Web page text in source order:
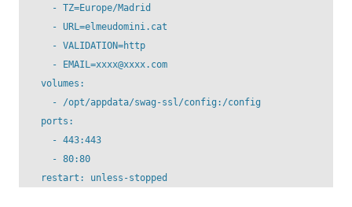
      - TZ=Europe/Madrid
      - URL=elmeudomini.cat
      - VALIDATION=http
      - EMAIL=xxxx@xxxx.com
    volumes:
      - /opt/appdata/swag-ssl/config:/config
    ports:
      - 443:443
      - 80:80